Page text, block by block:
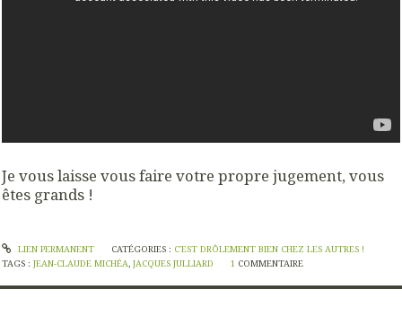
Je vous laisse vous faire votre propre jugement, vous
êtes grands !
LIEN PERMANENT CATÉGORIES : C'EST DRÔLEMENT BIEN CHEZ LES AUTRES !
TAGS : JEAN-CLAUDE MICHÉA, JACQUES JULLIARD 1 COMMENTAIRE